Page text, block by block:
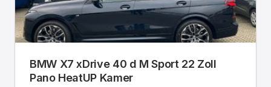
BMW X7 xDrive 40 d M Sport 22 Zoll
Pano HeatUP Kamer